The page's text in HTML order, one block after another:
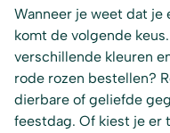
Wanneer je weet dat je
komt de volgende
verschillende kleuren
rode rozen bestellen?
dierbare of geliefde
feestdag. Of kiest je er